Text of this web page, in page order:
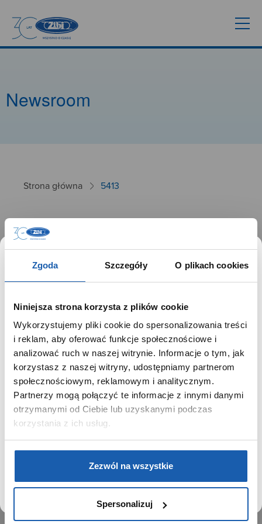
Zgoda Szczegóły O plikach cookies
Niniejsza strona korzysta z plików cookie
Wykorzystujemy pliki cookie do spersonalizowania treści
i reklam, aby oferować funkcje społecznościowe i
analizować ruch w naszej witrynie. Informacje o tym, jak
korzystasz z naszej witryny, udostępniamy partnerom
społecznościowym, reklamowym i analitycznym.
Partnerzy mogą połączyć te informacje z innymi danymi
otrzymanymi od Ciebie lub uzyskanymi podczas
korzystania z ich usług.
Zezwól na wszystkie
Spersonalizuj
Newsroom
Strona główna 5413
5413
26.09.2024
GRUPA ZIBI
Historia
Misja, wizja i wartości Grupy Zibi
Ważne daty
Kariera
Zgoda na ciasteczka
PRODUKTY
Kalkulatory
SIECI SPRZEDAŻY
SZANOWNY UŻYTKOWNIKU,
SZANOWNA UŻYTKOWNICZKO
Używamy plików cookie w celach analitycznych,
statystycznych i marketingowych, w tym aby analizować
ruch w tej witrynie, optymalizować jej działanie oraz
zapamiętywać Twoje preferencje.